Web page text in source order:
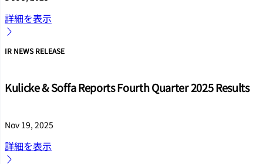
詳細を表示
IR NEWS RELEASE
Kulicke & Soffa Reports Fourth Quarter 2025 Results
Nov 19, 2025
詳細を表示